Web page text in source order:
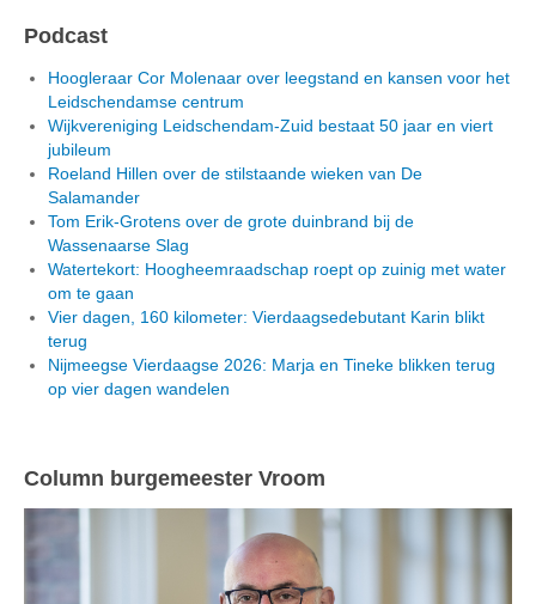
Podcast
Hoogleraar Cor Molenaar over leegstand en kansen voor het
Leidschendamse centrum
Wijkvereniging Leidschendam-Zuid bestaat 50 jaar en viert
jubileum
Roeland Hillen over de stilstaande wieken van De
Salamander
Tom Erik-Grotens over de grote duinbrand bij de
Wassenaarse Slag
Watertekort: Hoogheemraadschap roept op zuinig met water
om te gaan
Vier dagen, 160 kilometer: Vierdaagsedebutant Karin blikt
terug
Nijmeegse Vierdaagse 2026: Marja en Tineke blikken terug
op vier dagen wandelen
Column burgemeester Vroom